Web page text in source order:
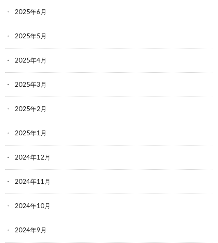
2025年6月
2025年5月
2025年4月
2025年3月
2025年2月
2025年1月
2024年12月
2024年11月
2024年10月
2024年9月